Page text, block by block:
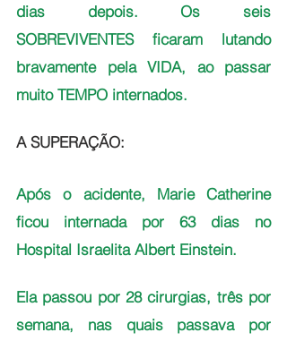
dias depois. Os seis
SOBREVIVENTES ficaram lutando
bravamente pela VIDA, ao passar
muito TEMPO internados.
A SUPERAÇÃO:
Após o acidente, Marie Catherine
ficou internada por 63 dias no
Hospital Israelita Albert Einstein.
Ela passou por 28 cirurgias, três por
semana, nas quais passava por